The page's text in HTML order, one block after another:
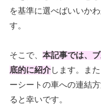
を基準に選べばいいか
す。
そこで、 本記事では、
底的に紹介 します。ま
ーシートの車への連結
ると幸いです。